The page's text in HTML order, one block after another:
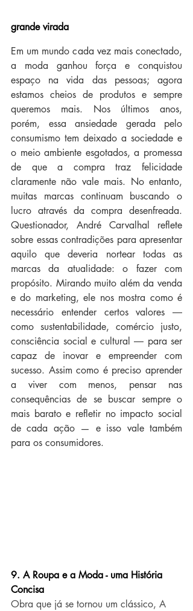
grande virada
Em um mundo cada vez mais conectado,
a moda ganhou força e conquistou
espaço na vida das pessoas; agora
estamos cheios de produtos e sempre
queremos mais. Nos últimos anos,
porém, essa ansiedade gerada pelo
consumismo tem deixado a sociedade e
o meio ambiente esgotados, a promessa
de que a compra traz felicidade
claramente não vale mais. No entanto,
muitas marcas continuam buscando o
lucro através da compra desenfreada.
Questionador, André Carvalhal reflete
sobre essas contradições para apresentar
aquilo que deveria nortear todas as
marcas da atualidade: o fazer com
propósito. Mirando muito além da venda
e do marketing, ele nos mostra como é
necessário entender certos valores ―
como sustentabilidade, comércio justo,
consciência social e cultural ― para ser
capaz de inovar e empreender com
sucesso. Assim como é preciso aprender
a viver com menos, pensar nas
consequências de se buscar sempre o
mais barato e refletir no impacto social
de cada ação — e isso vale também
para os consumidores.
9. A Roupa e a Moda - uma História
Concisa
Obra que já se tornou um clássico, A